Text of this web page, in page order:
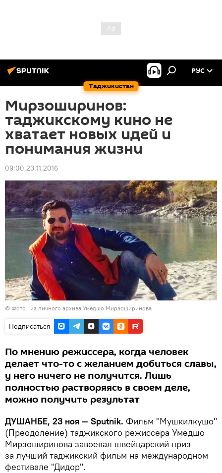
Таджикистан
РУС
Мирзоширинов:
таджикскому кино не
хватает новых идей и
понимания жизни
09:00 23.11.2016
© Фото : из личного архива Умедшо Мирзоширинова
Подписаться
По мнению режиссера, когда человек
делает что-то с желанием добиться славы,
у него ничего не получится. Лишь
полностью растворяясь в своем деле,
можно получить результат
ДУШАНБЕ, 23 ноя — Sputnik. Фильм "Мушкилкушо"
(Преодоление) таджикского режиссера Умедшо
Мирзоширинова завоевал швейцарский приз
за лучший таджикский фильм на международном
фестивале "Дидор".